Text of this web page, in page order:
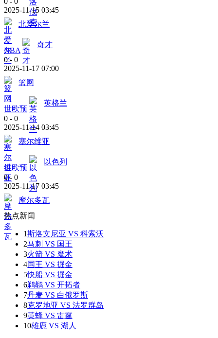
2025-11-15 03:45
北爱尔兰
NBA
奇才
0 - 0
2025-11-17 07:00
篮网
世欧预
英格兰
0 - 0
2025-11-14 03:45
塞尔维亚
世欧预
以色列
0 - 0
2025-11-17 03:45
摩尔多瓦
热点新闻
1斯洛文尼亚 VS 科索沃
2马刺 VS 国王
3火箭 VS 魔术
4国王 VS 掘金
5快船 VS 掘金
6鹈鹕 VS 开拓者
7丹麦 VS 白俄罗斯
8克罗地亚 VS 法罗群岛
9黄蜂 VS 雷霆
10雄鹿 VS 湖人